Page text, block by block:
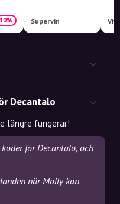
10% Supervin
Decantalo
längre fungerar!
för Decantalo, och
när Molly kan